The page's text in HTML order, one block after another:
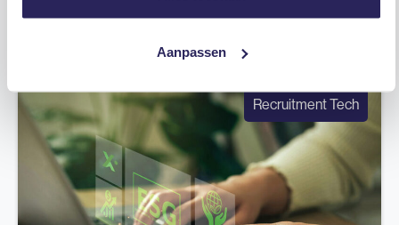
Aanpassen
Recruitment Tech